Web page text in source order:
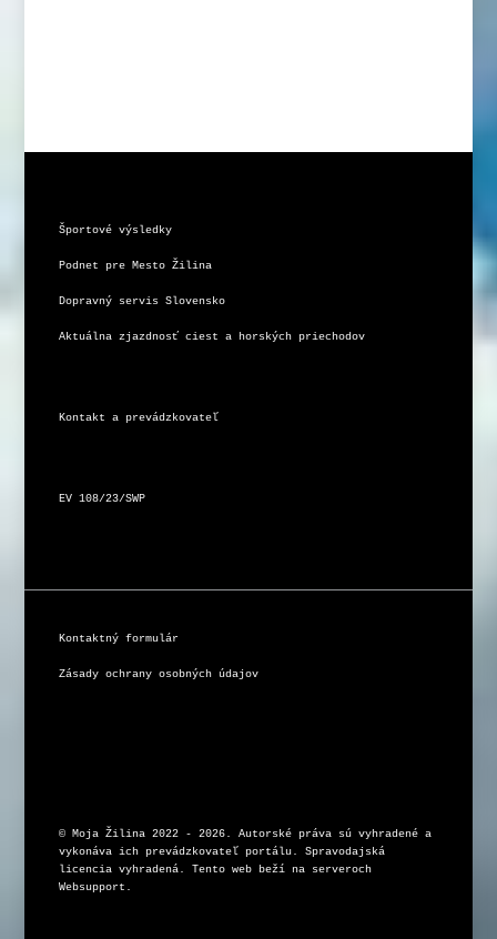
Športové výsledky
Podnet pre Mesto Žilina
Dopravný servis Slovensko
Aktuálna zjazdnosť ciest a horských priechodov
Kontakt a prevádzkovateľ
EV 108/23/SWP
Kontaktný formulár
Zásady ochrany osobných údajov
© Moja Žilina 2022 - 2026. Autorské práva sú vyhradené a
vykonáva ich prevádzkovateľ portálu. Spravodajská
licencia vyhradená. Tento web beží na serveroch